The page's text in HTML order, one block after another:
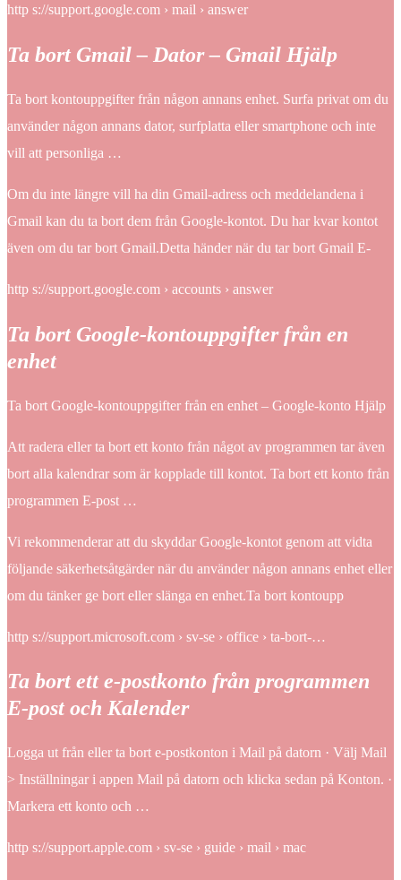
http s://support.google.com › mail › answer
Ta bort Gmail – Dator – Gmail Hjälp
Ta bort kontouppgifter från någon annans enhet. Surfa privat om du
använder någon annans dator, surfplatta eller smartphone och inte
vill att personliga …
Om du inte längre vill ha din Gmail-adress och meddelandena i
Gmail kan du ta bort dem från Google-kontot. Du har kvar kontot
även om du tar bort Gmail.Detta händer när du tar bort Gmail E-
http s://support.google.com › accounts › answer
Ta bort Google-kontouppgifter från en
enhet
Ta bort Google-kontouppgifter från en enhet – Google-konto Hjälp
Att radera eller ta bort ett konto från något av programmen tar även
bort alla kalendrar som är kopplade till kontot. Ta bort ett konto från
programmen E-post …
Vi rekommenderar att du skyddar Google-kontot genom att vidta
följande säkerhetsåtgärder när du använder någon annans enhet eller
om du tänker ge bort eller slänga en enhet.Ta bort kontoupp
http s://support.microsoft.com › sv-se › office › ta-bort-…
Ta bort ett e-postkonto från programmen
E-post och Kalender
Logga ut från eller ta bort e-postkonton i Mail på datorn · Välj Mail
> Inställningar i appen Mail på datorn och klicka sedan på Konton. ·
Markera ett konto och …
http s://support.apple.com › sv-se › guide › mail › mac